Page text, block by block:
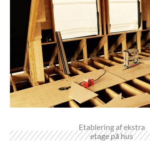
Etablering af ekstra
etage på hus